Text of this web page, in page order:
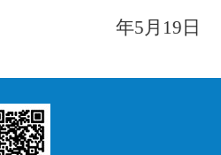
年5月19日